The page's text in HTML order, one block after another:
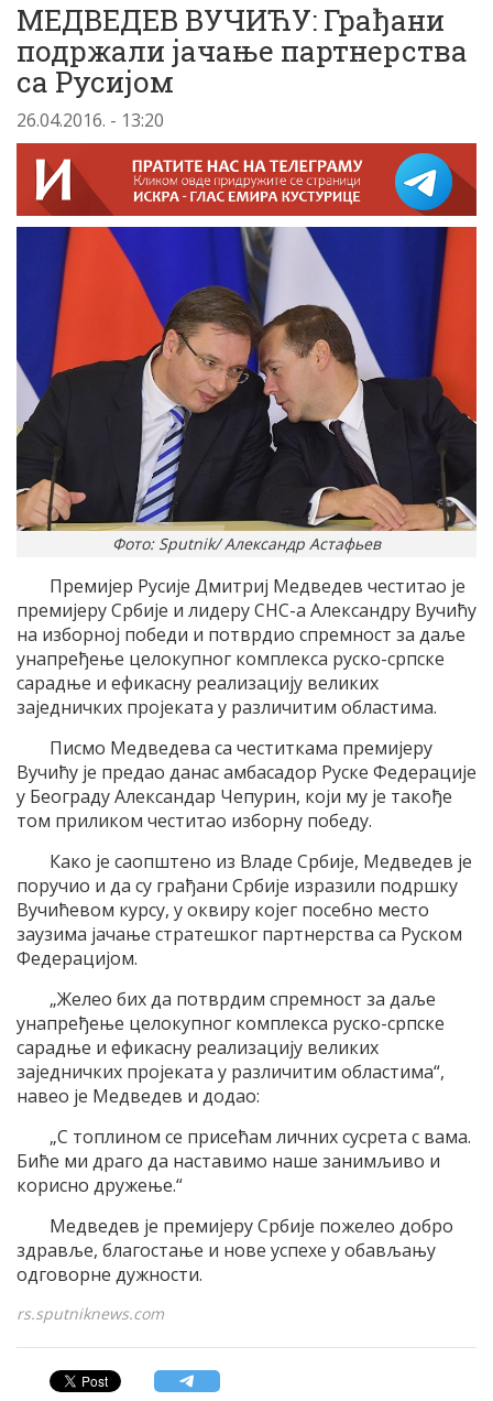
МЕДВЕДЕВ ВУЧИЋУ: Грађани
подржали јачање партнерства
са Русијом
26.04.2016. - 13:20
Фото: Sputnik/ Александр Астафьев
Премијер Русије Дмитриј Медведев честитао је
премијеру Србије и лидеру СНС-а Александру Вучићу
на изборној победи и потврдио спремност за даље
унапређење целокупног комплекса руско-српске
сарадње и ефикасну реализацију великих
заједничких пројеката у различитим областима.
Писмо Медведева са честиткама премијеру
Вучићу је предао данас амбасадор Руске Федерације
у Београду Александар Чепурин, који му је такође
том приликом честитао изборну победу.
Како је саопштено из Владе Србије, Медведев је
поручио и да су грађани Србије изразили подршку
Вучићевом курсу, у оквиру којег посебно место
заузима јачање стратешког партнерства са Руском
Федерацијом.
„Желео бих да потврдим спремност за даље
унапређење целокупног комплекса руско-српске
сарадње и ефикасну реализацију великих
заједничких пројеката у различитим областима“,
навео је Медведев и додао:
„С топлином се присећам личних сусрета с вама.
Биће ми драго да наставимо наше занимљиво и
корисно дружење.“
Медведев је премијеру Србије пожелео добро
здравље, благостање и нове успехе у обављању
одговорне дужности.
rs.sputniknews.com